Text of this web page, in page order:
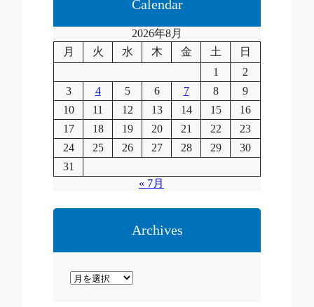
Calendar
2026年8月
月
火 水 木 金 土
日
1
2
3
4 5 6 7 8
9
10
11 12 13 14 15
16
17
18 19 20 21 22
23
24
25 26 27 28 29
30
31
« 7月
Archives
ア